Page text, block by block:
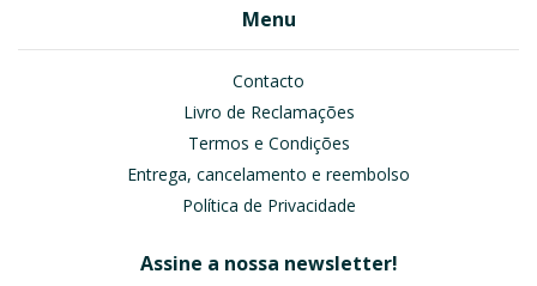
Menu
Contacto
Livro de Reclamações
Termos e Condições
Entrega, cancelamento e reembolso
Política de Privacidade
Assine a nossa newsletter!